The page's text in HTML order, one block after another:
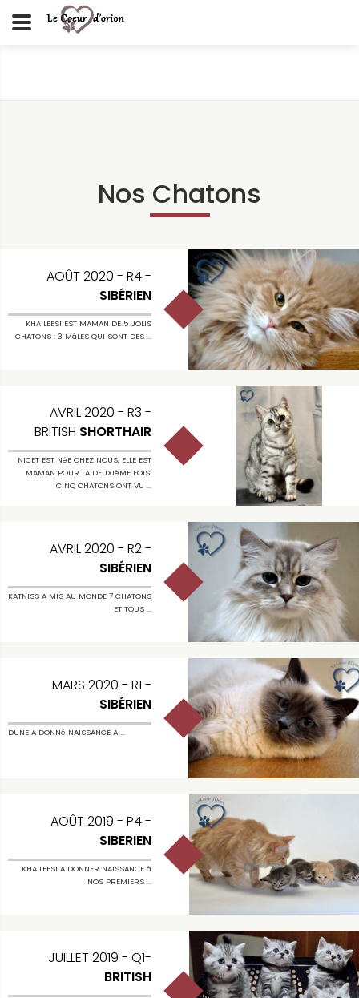
Nos Chatons
AOÛT 2020 - R4 -
SIBÉRIEN
KHA LEESI EST MAMAN DE 5 JOLIS
CHATONS : 3 MâLES QUI SONT DES ...
AVRIL 2020 - R3 -
BRITISH SHORTHAIR
NICET EST NéE CHEZ NOUS, ELLE EST
MAMAN POUR LA DEUXIèME FOIS.
CINQ CHATONS ONT VU ...
AVRIL 2020 - R2 -
SIBÉRIEN
KATNISS A MIS AU MONDE 7 CHATONS
ET TOUS ...
MARS 2020 - R1 -
SIBÉRIEN
DUNE A DONNé NAISSANCE A ...
AOÛT 2019 - P4 -
SIBERIEN
KHA LEESI A DONNER NAISSANCE à
NOS PREMIERS ...
JUILLET 2019 - Q1-
BRITISH